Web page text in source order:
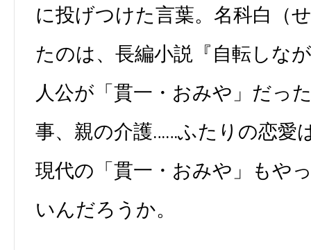
に投げつけた言葉。名科白（
たのは、長編小説『自転しな
人公が「貫一・おみや」だっ
事、親の介護……ふたりの恋愛
現代の「貫一・おみや」もや
いんだろうか。